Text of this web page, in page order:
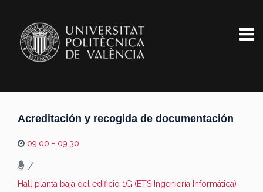
Acreditación y recogida de documentación
09:00 - 09:30
/
Hall planta baja del edificio 1G (ETS Ingeniería Informática)